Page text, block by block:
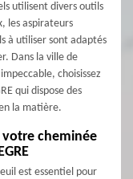
utilisent divers outils
les aspirateurs
à utiliser sont adaptés
Dans la ville de
choisissez
qui dispose des
la matière.
cheminée
est essentiel pour